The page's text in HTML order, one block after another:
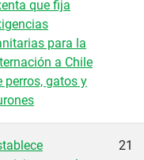
que fija
para la
a Chile
perros, gatos y
21